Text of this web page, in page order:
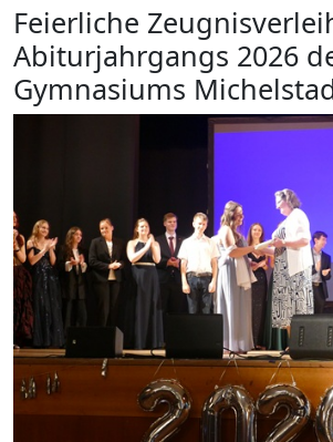
Feierliche
Abiturjahrgangs 2026
Gymnasiums